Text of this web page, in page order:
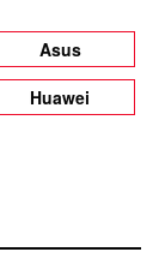
Asus
Huawei